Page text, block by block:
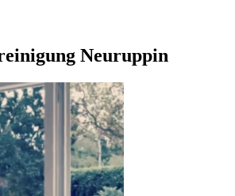
Neuruppin